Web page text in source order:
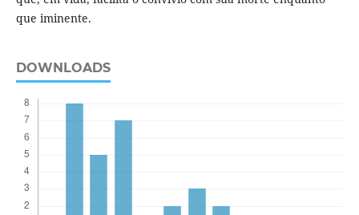
que iminente.
DOWNLOADS